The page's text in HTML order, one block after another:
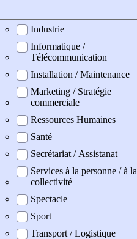
Industrie
Informatique /
Télécommunication
Installation / Maintenance
Marketing / Stratégie
commerciale
Ressources Humaines
Santé
Secrétariat / Assistanat
Services à la personne / à la
collectivité
Spectacle
Sport
Transport / Logistique